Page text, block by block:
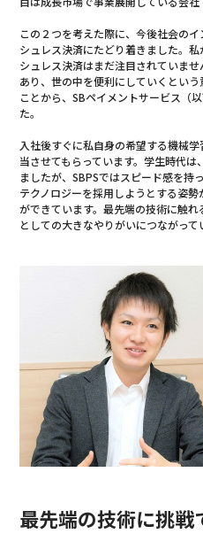
この２つを考えた際に、今後社会の
シュレス決済にたどり着きました。
シュレス決済はまだ注目されていま
あり、世の中を便利にしていくとい
ことから、SBペイメントサービス（
た。
入社後すぐに私自身の希望する機械
当させてもらっています。学生時代
ましたが、SBPSではスピード感を持
テクノロジーを採用しようとする姿
ができています。最先端の技術に触
としての大きなやりがいにつながって
最先端の技術に挑戦